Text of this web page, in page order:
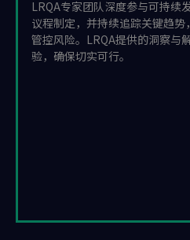
LRQA专家团队深度参与可持续
议程制定，并持续追踪关键趋
管控风险。LRQA提供的洞察与
验，确保切实可行。